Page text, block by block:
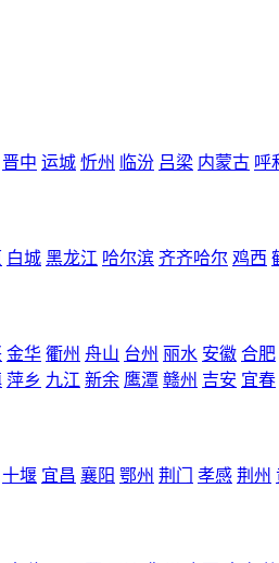
晋中 运城 忻州 临汾 吕梁 内蒙古 呼
白城 黑龙江 哈尔滨 齐齐哈尔 鸡西
金华 衢州 舟山 台州 丽水 安徽 合肥
萍乡 九江 新余 鹰潭 赣州 吉安 宜春
十堰 宜昌 襄阳 鄂州 荆门 孝感 荆州